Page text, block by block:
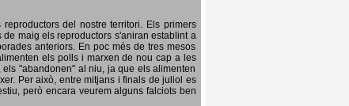
del nostre territori. Els primers
maig els reproductors s'aniran establint a
anteriors. En poc més de tres mesos
els polls i marxen de nou cap a les
"abandonen" al niu, ja que els alimenten
Per això, entre mitjans i finals de juliol es
però encara veurem alguns falciots ben